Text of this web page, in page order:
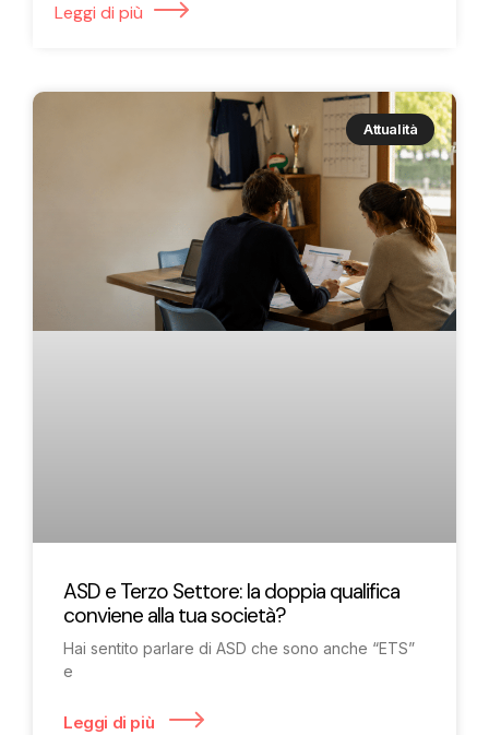
Leggi di più
Attualità
ASD e Terzo Settore: la doppia qualifica
conviene alla tua società?
Hai sentito parlare di ASD che sono anche “ETS”
e
Leggi di più